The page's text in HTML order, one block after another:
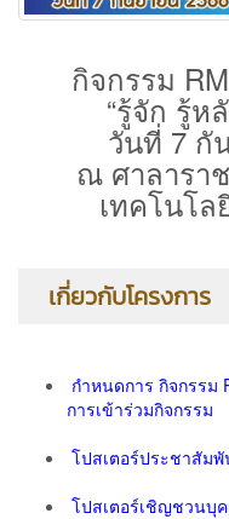
กิจกรรม
“รู้จัก รู้ห
วันที่ 7 กั
ณ ศาลารา
เทคโนโ
เกี่ยวกับโครงการ
กำหนดการ กิจกรรม
การเข้าร่วมกิจกรรม
โปสเตอร์ประชาสัมพั
โปสเตอร์เชิญชวนบุ